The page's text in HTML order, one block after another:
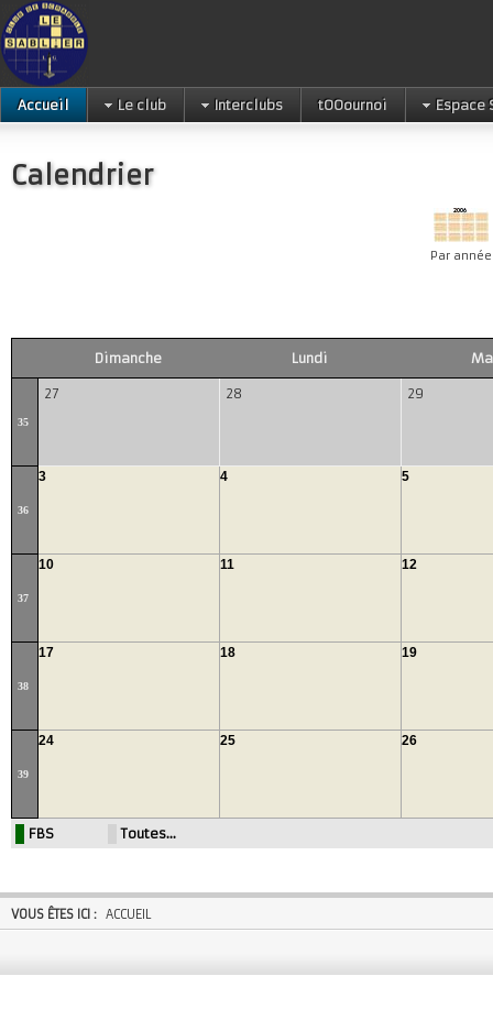
Accueil Le club Interclubs tOOournoi Espace
Calendrier
Par année
Dimanche Lundi
35
27 28 29
36
3 4 5
37
10 11 12
38
17 18 19
39
24 25 26
FBS Toutes…
VOUS ÊTES ICI : ACCUEIL